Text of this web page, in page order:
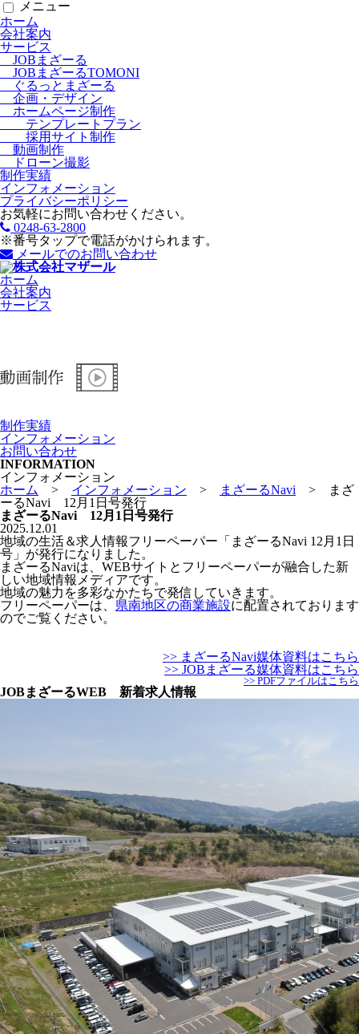
メニュー
ホーム
会社案内
サービス
JOBまざーる
JOBまざーるTOMONI
ぐるっとまざーる
企画・デザイン
ホームページ制作
テンプレートプラン
採用サイト制作
動画制作
ドローン撮影
制作実績
インフォメーション
プライバシーポリシー
お気軽にお問い合わせください。
0248-63-2800
※番号タップで電話がかけられます。
メールでのお問い合わせ
ホーム
会社案内
サービス
制作実績
インフォメーション
お問い合わせ
INFORMATION
インフォメーション
ホーム
> インフォメーション > まざーるNavi >
まざ
ーるNavi 12月1日号発行
まざーるNavi 12月1日号発行
2025.12.01
地域の生活＆求人情報フリーペーパー「まざーるNavi 12月1日
号」が発行になりました。
まざーるNaviは、WEBサイトとフリーペーパーが融合した新
しい地域情報メディアです。
地域の魅力を多彩なかたちで発信していきます。
フリーペーパーは、 県南地区の商業施設に配置されております
のでご覧ください。
>> まざーるNavi媒体資料はこちら
>> JOBまざーる媒体資料はこちら
>> PDFファイルはこちら
JOBまざーるWEB 新着求人情報